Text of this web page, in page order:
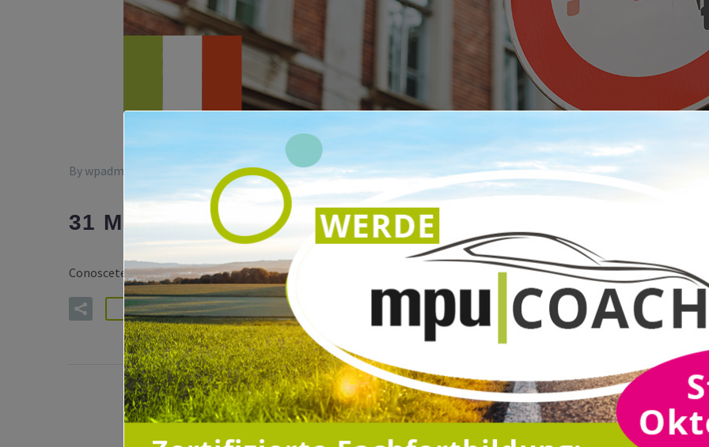
By wpadmin-mpu Allgemein Neuigkeiten
31 MÄRZ: CONOSCETE QUESTO SEGNALE STRADALE?
Conoscete questo segnale stradale? È in vigore dall’aprile 2022 e da allora è in…
READ MORE